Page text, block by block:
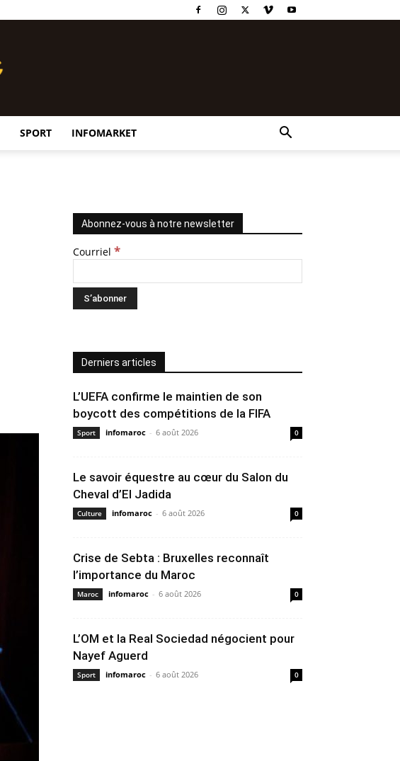
SPORT INFOMARKET
Abonnez-vous à notre newsletter
Courriel *
Derniers articles
L’UEFA confirme le maintien de son
boycott des compétitions de la FIFA
Sport infomaroc - 6 août 2026 0
Le savoir équestre au cœur du Salon du
Cheval d’El Jadida
Culture infomaroc - 6 août 2026 0
Crise de Sebta : Bruxelles reconnaît
l’importance du Maroc
Maroc infomaroc - 6 août 2026 0
L’OM et la Real Sociedad négocient pour
Nayef Aguerd
Sport infomaroc - 6 août 2026 0